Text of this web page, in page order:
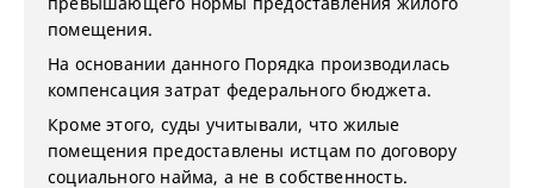
помещения.
На основании данного Порядка производилась
компенсация затрат федерального бюджета.
Кроме этого, суды учитывали, что жилые
помещения предоставлены истцам по договору
социального найма, а не в собственность.